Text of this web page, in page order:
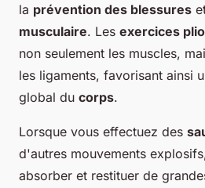
la prévention des blessures
musculaire. Les exercices
non seulement les muscles,
les ligaments, favorisant ainsi
global du corps.
Lorsque vous effectuez des
d'autres mouvements
absorber et restituer de